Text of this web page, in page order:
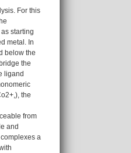
For this
starting
metal. In
below the
the
ligand
the
from
and
a